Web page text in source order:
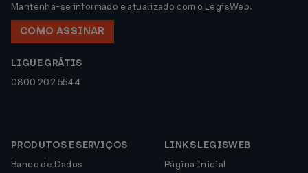
Mantenha-se informado e atualizado com o LegisWeb.
COMO ASSINAR
LIGUE GRÁTIS
0800 202 5544
PRODUTOS E SERVIÇOS
Banco de Dados
LINKS LEGISWEB
Página Inicial